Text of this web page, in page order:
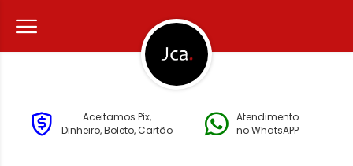
Aceitamos Pix,
Dinheiro, Boleto, Cartão
Atendimento
no WhatsAPP